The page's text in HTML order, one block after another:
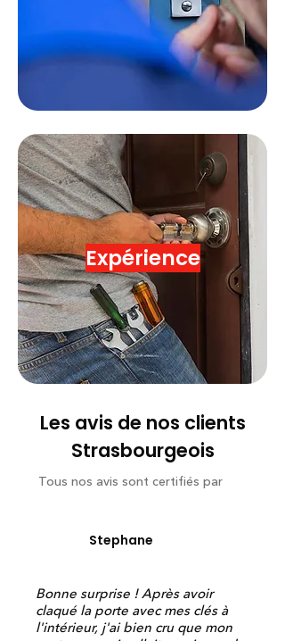
Expérience
Les avis de nos clients
Strasbourgeois
Tous nos avis sont certifiés par
Stephane
Bonne surprise ! Après avoir
claqué la porte avec mes clés à
l'intérieur, j'ai bien cru que mon